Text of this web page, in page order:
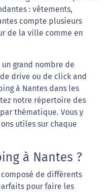
: vêtements,
compte plusieurs
de la ville comme en
grand nombre de
drive ou de click and
à Nantes dans les
notre répertoire des
thématique. Vous y
utiles sur chaque
à Nantes ?
composé de différents
pour faire les